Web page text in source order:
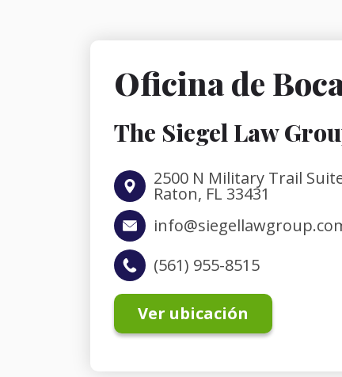
Oficina de
The Siegel Law
2500 N Military Trail
Raton, FL 33431
(561) 955-8515
Ver ubicación